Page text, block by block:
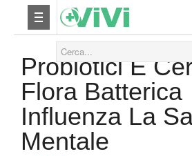
Probiotici E
Flora Batterica
Influenza La
Mentale